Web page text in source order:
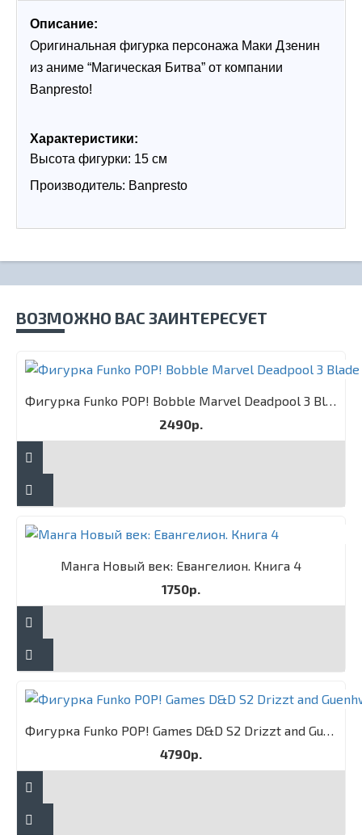
Описание:
Оригинальная фигурка персонажа Маки Дзенин
из аниме “Магическая Битва” от компании
Banpresto!
Характеристики:
Высота фигурки: 15 см
Производитель: Banpresto
ВОЗМОЖНО ВАС ЗАИНТЕРЕСУЕТ
Фигурка Funko POP! Bobble Marvel Deadpool 3 Blade
2490р.
Манга Новый век: Евангелион. Книга 4
1750р.
Фигурка Funko POP! Games D&D S2 Drizzt and Guenhwyvar 2PK
4790р.